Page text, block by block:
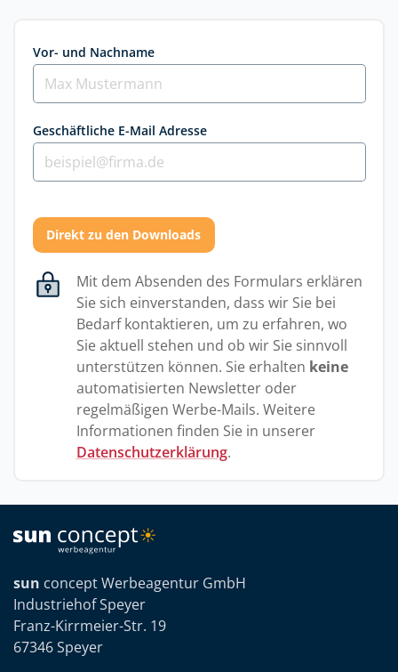
Vor- und Nachname
Geschäftliche E-Mail Adresse
Direkt zu den Downloads
Mit dem Absenden des Formulars erklären
Sie sich einverstanden, dass wir Sie bei
Bedarf kontaktieren, um zu erfahren, wo
Sie aktuell stehen und ob wir Sie sinnvoll
unterstützen können. Sie erhalten keine
automatisierten Newsletter oder
regelmäßigen Werbe-Mails. Weitere
Informationen finden Sie in unserer
Datenschutzerklärung.
sun concept Werbeagentur GmbH
Industriehof Speyer
Franz-Kirrmeier-Str. 19
67346 Speyer